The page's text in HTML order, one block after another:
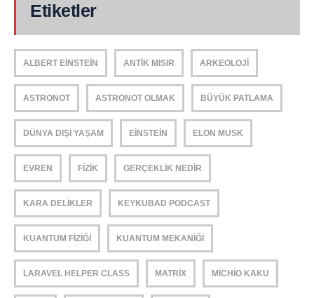
Etiketler
ALBERT EINSTEIN ANTIK MISIR ARKEOLOJI
ASTRONOT ASTRONOT OLMAK BÜYÜK PATLAMA
DÜNYA DIŞI YAŞAM EINSTEIN ELON MUSK
EVREN FIZIK GERÇEKLIK NEDIR
KARA DELIKLER KEYKUBAD PODCAST
KUANTUM FIZIĞI KUANTUM MEKANIĞI
LARAVEL HELPER CLASS MATRIX MICHIO KAKU